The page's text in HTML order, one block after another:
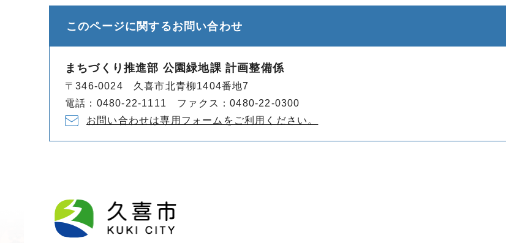
このページに関するお問い合わせ
まちづくり推進部 公園緑地課 計画整備係
〒346-0024 久喜市北青柳1404番地7
電話：0480-22-1111 ファクス：0480-22-0300
お問い合わせは専用フォームをご利用ください。